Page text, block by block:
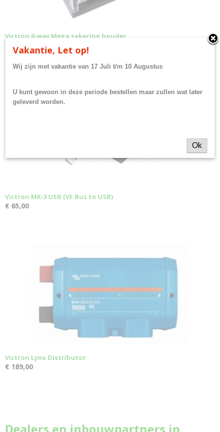
Victron 6-way Mega zekering houder
€ 39,95
Victron MK-3 USB (VE.Bus to USB)
€ 65,00
Victron Lynx Distributor
€ 189,00
Vakantie, Let op!
Wij zijn met vakantie van 17 Juli t/m 10 Augustus
U kunt gewoon in deze periode bestellen maar zullen wat later
geleverd worden.
Ok